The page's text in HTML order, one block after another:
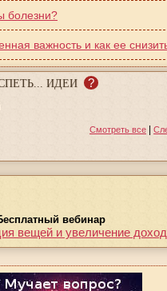
болезни?
важность и как ее
ИДЕИ ?
Смотреть все |
вебинар
вещей и увеличение